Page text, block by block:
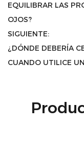
EQUILIBRAR LAS
OJOS?
SIGUIENTE:
¿DÓNDE DEBERÍA
CUANDO UTILICE